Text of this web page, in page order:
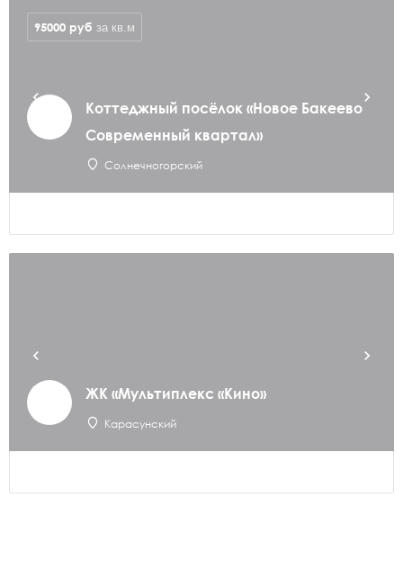
Коттеджный посёлок «Новое Бакеево
Современный квартал»
Солнечногорский
95000 руб за кв.м
ЖК «Мультиплекс «Кино»
Карасунский